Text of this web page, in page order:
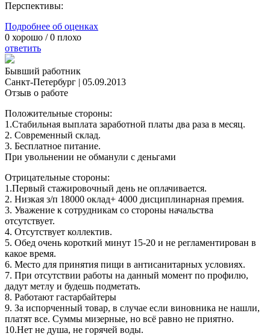
Перспективы:
Подробнее об оценках
0 хорошо /0 плохо
ответить
Бывший работник
Санкт-Петербург | 05.09.2013
Отзыв о работе
Положительные стороны:
1.Стабильная выплата заработной платы два раза в месяц.
2. Современный склад.
3. Бесплатное питание.
При увольнении не обманули с деньгами
Отрицательные стороны:
1.Первый стажировочный день не оплачивается.
2. Низкая з/п 18000 оклад+ 4000 дисциплинарная премия.
3. Уважение к сотрудникам со стороны начальства
отсутствует.
4. Отсутствует коллектив.
5. Обед очень короткий минут 15-20 и не регламентирован в
какое время.
6. Место для принятия пищи в антисанитарных условиях.
7. При отсутствии работы на данный момент по профилю,
дадут метлу и будешь подметать.
8. Работают гастарбайтеры
9. За испорченный товар, в случае если виновника не нашли,
платят все. Суммы мизерные, но всё равно не приятно.
10.Нет не душа, не горячей воды.